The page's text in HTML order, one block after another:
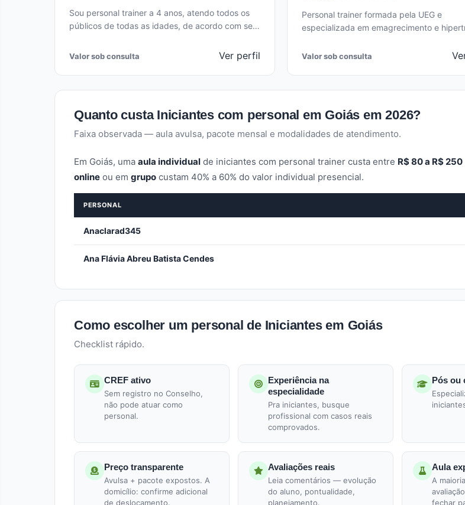
Sou personal trainer a 4 anos, atendo todos os
públicos de todas as idades, de acordo com seu
Valor sob consulta Ver perfil
Personal trainer formada pela UEG e
especializada em emagrecimento e
personalizados EM CASA…
Valor sob consulta
Quanto custa Iniciantes com personal em Goiás em 2026?
Faixa observada — aula avulsa, pacote mensal e modalidades de atendimento.
Em Goiás, uma aula individual de iniciantes com personal trainer custa entre R$ 80 a R$ 250
online ou em grupo custam 40% a 60% do valor individual presencial.
PERSONAL
Anaclarad345
Ana Flávia Abreu Batista Cendes
Como escolher um personal de Iniciantes em Goiás
Checklist rápido.
CREF ativo
Sem registro no Conselho,
não pode atuar como
personal.
Experiência na
especialidade
Pra iniciantes, busque
profissional com casos reais
comprovados.
Pós ou
Preço transparente
Avulsa + pacote expostos. A
domicílio: confirme adicional
de deslocamento.
Avaliações reais
Leia comentários — evolução
do aluno, pontualidade,
planejamento.
Aula
A
fechar